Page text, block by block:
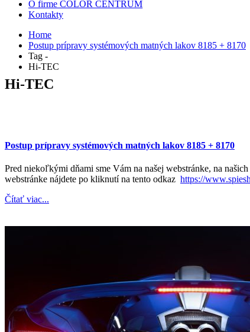
O firme COLOR CENTRUM
Kontakty
Home
Postup prípravy systémových matných lakov 8185 + 8170
Tag -
Hi-TEC
Hi-TEC
Postup prípravy systémových matných lakov 8185 + 8170
Pred niekoľkými dňami sme Vám na našej webstránke, na
webstránke nájdete po kliknutí na tento odkaz https://
Čítať viac...